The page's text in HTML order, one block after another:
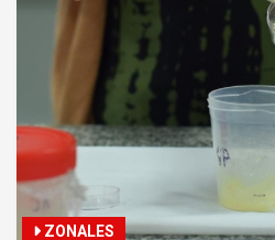
ZONALES